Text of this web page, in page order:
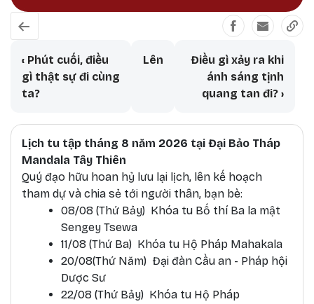
Book traversal links for Vô Thường
‹ Phút cuối, điều
gì thật sự đi cùng
ta?
Lên
Điều gì xảy ra khi
ánh sáng tịnh
quang tan đi?›
Lịch tu tập tháng 8 năm 2026 tại Đại Bảo Tháp
Mandala Tây Thiên
Quý đạo hữu hoan hỷ lưu lại lịch, lên kế hoạch
tham dự và chia sẻ tới người thân, bạn bè:
08/08 (Thứ Bảy) Khóa tu Bố thí Ba la mật
Sengey Tsewa
11/08 (Thứ Ba) Khóa tu Hộ Pháp Mahakala
20/08(Thứ Năm) Đại đàn Cầu an - Pháp hội
Dược Sư
22/08 (Thứ Bảy) Khóa tu Hộ Pháp